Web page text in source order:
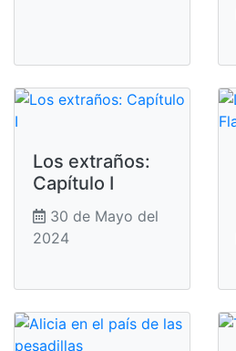
Los extraños:
Capítulo I
30 de Mayo del
2024